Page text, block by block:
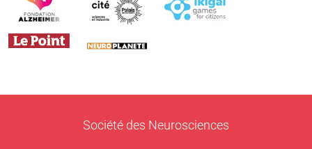
Société des Neurosciences